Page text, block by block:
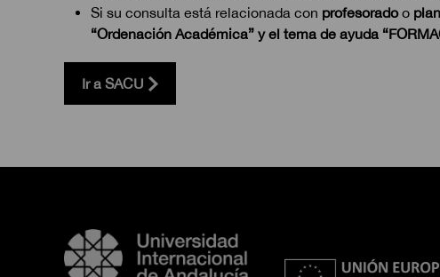
Si su consulta está relacionada con profesoradoo
“Ordenación Académica” y el tema de ayuda
Ir a SACU